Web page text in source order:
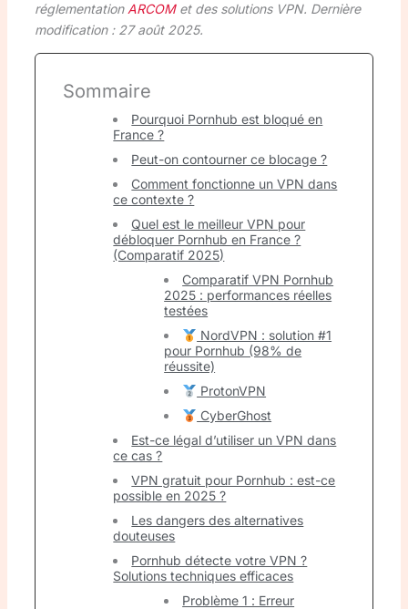
réglementation ARCOMet des solutions VPN. Dernière
modification : 27 août 2025.
Sommaire
Pourquoi Pornhub est bloqué en
France ?
Peut-on contourner ce blocage ?
Comment fonctionne un VPN dans
ce contexte ?
Quel est le meilleur VPN pour
débloquer Pornhub en France ?
(Comparatif 2025)
Comparatif VPN Pornhub
2025 : performances réelles
testées
NordVPN : solution #1
pour Pornhub (98% de
réussite)
ProtonVPN
CyberGhost
Est-ce légal d’utiliser un VPN dans
ce cas ?
VPN gratuit pour Pornhub : est-ce
possible en 2025 ?
Les dangers des alternatives
douteuses
Pornhub détecte votre VPN ?
Solutions techniques efficaces
Problème 1 : Erreur